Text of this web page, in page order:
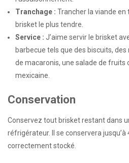
Tranchage : Trancher la viande en
brisket le plus tendre.
Service : J’aime servir le brisket
barbecue tels que des biscuits,
de macaronis, une salade de fruits
mexicaine.
Conservation
Conservez tout brisket restant dans
réfrigérateur. Il se conservera jusqu’à
correctement stocké.